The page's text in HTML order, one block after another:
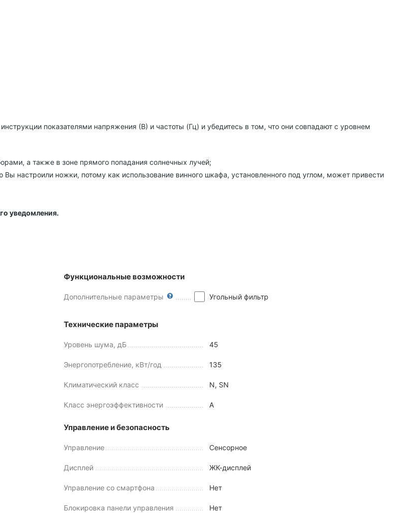
показателями напряжения (В) и частоты (Гц) и убедитесь в том, что они совпадают с уровнем
а также в зоне прямого попадания солнечных лучей;
настроили ножки, потому как использование винного шкафа, установленного под углом, может привести
уведомления.
Функциональные возможности
Дополнительные параметры Угольный фильтр
Технические параметры
Уровень шума, дБ 45
Энергопотребление, кВт/год 135
Климатический класс N, SN
Класс энергоэффективности A
Управление и безопасность
Управление Сенсорное
Дисплей ЖК-дисплей
Управление со смартфона Нет
Блокировка панели управления Нет